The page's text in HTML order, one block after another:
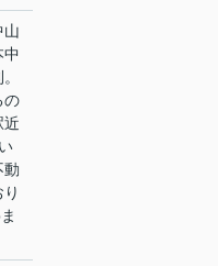
山
中
の
近
動